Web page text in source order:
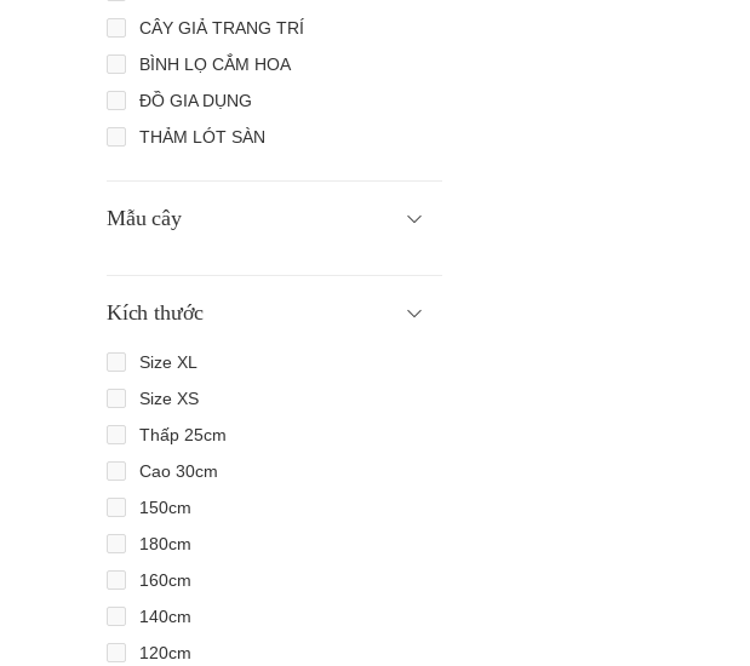
CÂY GIẢ TRANG TRÍ
BÌNH LỌ CẮM HOA
ĐỒ GIA DỤNG
THẢM LÓT SÀN
Mẫu cây
Kích thước
Size XL
Size XS
Thấp 25cm
Cao 30cm
150cm
180cm
160cm
140cm
120cm